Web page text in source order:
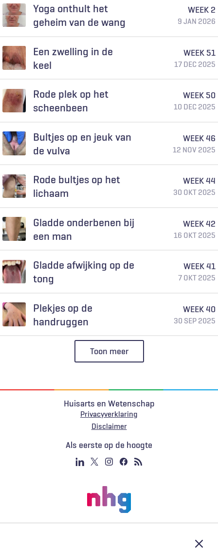
Yoga onthult het
geheim van de wang
WEEK 2
9 JAN 2026
Een zwelling in de
keel
WEEK 51
17 DEC 2025
Rode plek op het
scheenbeen
WEEK 50
10 DEC 2025
Bultjes op en jeuk van
de vulva
WEEK 46
12 NOV 2025
Rode bultjes op het
lichaam
WEEK 44
30 OKT 2025
Gladde onderbenen bij
een man
WEEK 42
16 OKT 2025
Gladde afwijking op de
tong
WEEK 41
7 OKT 2025
Plekjes op de
handruggen
WEEK 40
30 SEP 2025
Toon meer
Huisarts en Wetenschap
Privacyverklaring
Voet
Disclaimer
Als eerste op de hoogte